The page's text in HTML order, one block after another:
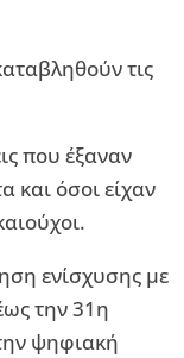
τις
που έξαναν
και όσοι είχαν
ενίσχυσης με
την 31η
ψηφιακή